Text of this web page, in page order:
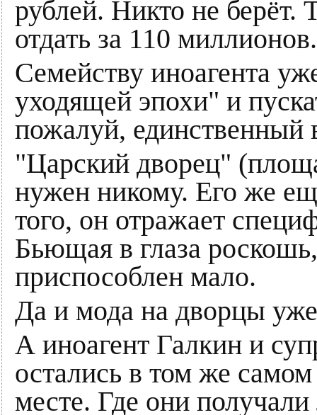
рублей. Никто не берёт.
отдать за 110
Семейству иноагента
уходящей эпохи" и
пожалуй, единственный
"Царский дворец"
нужен никому. Его же
того, он отражает
Бьющая в глаза
приспособлен мало.
Да и мода на дворцы
А иноагент Галкин и
остались в том же
месте. Где они